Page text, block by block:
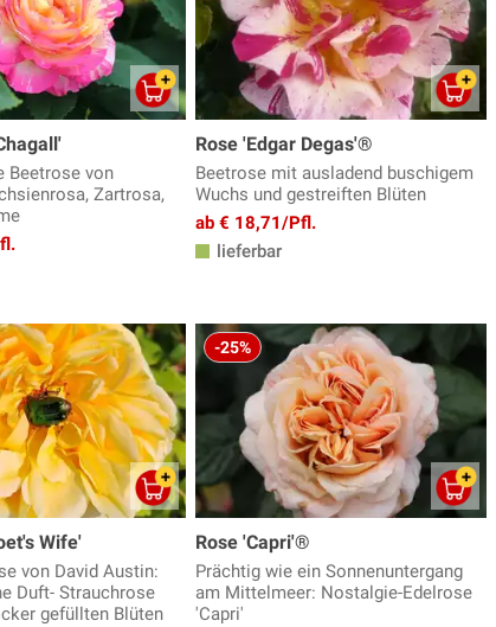
Beetrose von
Zartrosa,
Rose 'Edgar Degas'®
Beetrose mit ausladend buschigem
Wuchs und gestreiften Blüten
ab € 18,71/Pfl.
lieferbar
Wife'
von David Austin:
Duft- Strauchrose
gefüllten Blüten
-25%
Rose 'Capri'®
Prächtig wie ein Sonnenuntergang
am Mittelmeer: Nostalgie-Edelrose
'Capri'